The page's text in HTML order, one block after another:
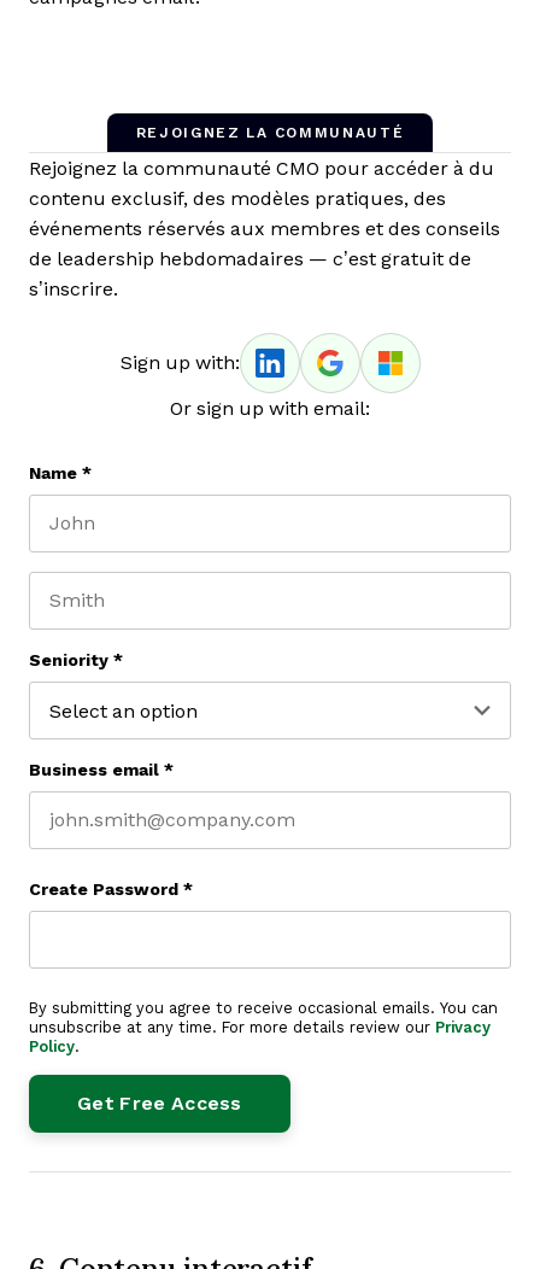
REJOIGNEZ LA COMMUNAUTÉ
Rejoignez la communauté CMO pour accéder à du
contenu exclusif, des modèles pratiques, des
événements réservés aux membres et des conseils
de leadership hebdomadaires — c’est gratuit de
s’inscrire.
Sign up with:
Or sign up with email:
Name *
Seniority *
Business email *
Create Password *
By submitting you agree to receive occasional emails. You can
unsubscribe at any time. For more details review our Privacy
Policy.